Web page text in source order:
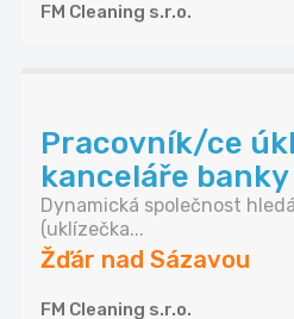
FM Cleaning s.r.o.
Pracovník/ce
kanceláře banky
Dynamická společnost
(uklízečka...
Žďár nad Sázavou
FM Cleaning s.r.o.